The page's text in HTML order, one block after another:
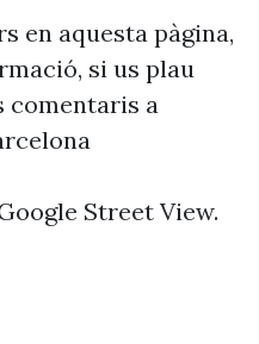
en aquesta pàgina,
si us plau
comentaris a
Street View.